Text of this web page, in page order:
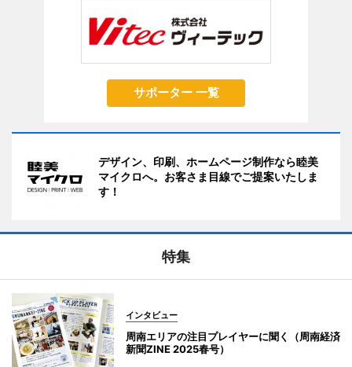
サポーター 一覧
デザイン、印刷、ホームページ制作なら睦美
マイクロへ。お客さま目線でご提案いたしま
す！
特集
インタビュー
周南エリアの注目プレイヤーに聞く（周南経済
新聞ZINE 2025春号）